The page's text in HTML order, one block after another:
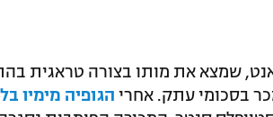
שמצא את מותו בצורה טראגית
הגופיה מימיו